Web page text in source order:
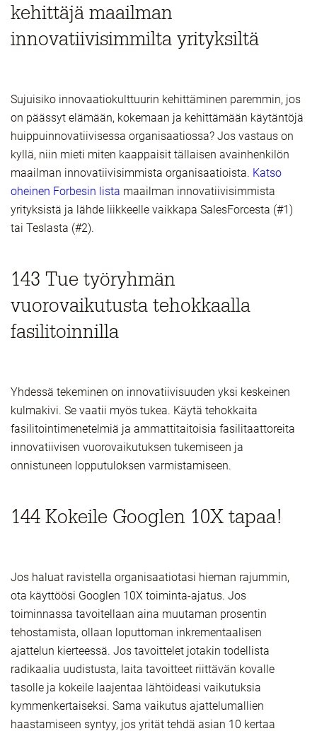
kehittäjä maailman
innovatiivisimmilta yrityksiltä
Sujuisiko innovaatiokulttuurin kehittäminen paremmin, jos
on päässyt elämään, kokemaan ja kehittämään käytäntöjä
huippuinnovatiivisessa organisaatiossa? Jos vastaus on
kyllä, niin mieti miten kaappaisit tällaisen avainhenkilön
maailman innovatiivisimmista organisaatioista. Katso
oheinen Forbesin lista maailman innovatiivisimmista
yrityksistä ja lähde liikkeelle vaikkapa SalesForcesta (#1)
tai Teslasta (#2).
143 Tue työryhmän
vuorovaikutusta tehokkaalla
fasilitoinnilla
Yhdessä tekeminen on innovatiivisuuden yksi keskeinen
kulmakivi. Se vaatii myös tukea. Käytä tehokkaita
fasilitointimenetelmiä ja ammattitaitoisia fasilitaattoreita
innovatiivisen vuorovaikutuksen tukemiseen ja
onnistuneen lopputuloksen varmistamiseen.
144 Kokeile Googlen 10X tapaa!
Jos haluat ravistella organisaatiotasi hieman rajummin,
ota käyttöösi Googlen 10X toiminta-ajatus. Jos
toiminnassa tavoitellaan aina muutaman prosentin
tehostamista, ollaan loputtoman inkrementaalisen
ajattelun kierteessä. Jos tavoittelet jotakin todellista
radikaalia uudistusta, laita tavoitteet riittävän kovalle
tasolle ja kokeile laajentaa lähtöideasi vaikutuksia
kymmenkertaiseksi. Sama vaikutus ajattelumallien
haastamiseen syntyy, jos yrität tehdä asian 10 kertaa